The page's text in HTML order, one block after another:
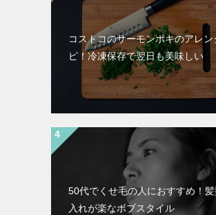
コストコのサーモンポキのアレン
ピ！冷凍保存で翌日も美味しい
50代でくせ毛の人におすすめ！
入れが楽なボブスタイル